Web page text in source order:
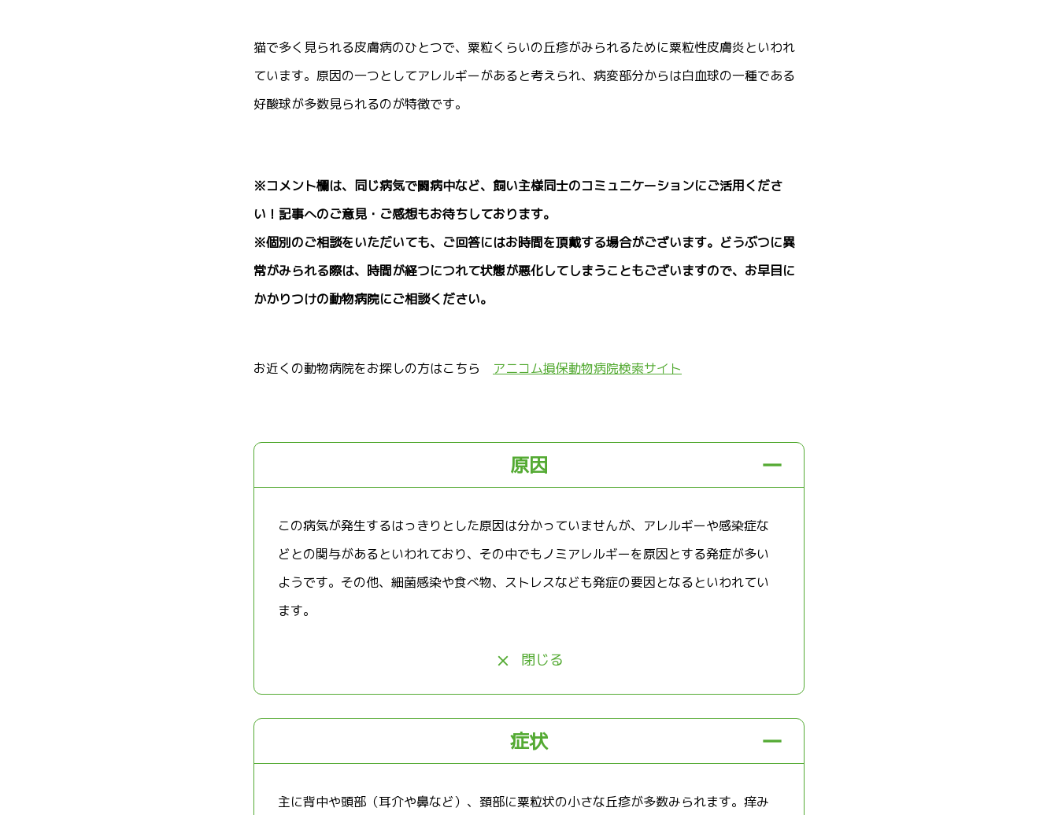
猫で多く見られる皮膚病のひとつで、粟粒くらいの丘疹がみられるために粟粒性皮膚炎といわれ
ています。原因の一つとしてアレルギーがあると考えられ、病変部分からは白血球の一種である
好酸球が多数見られるのが特徴です。
※コメント欄は、同じ病気で闘病中など、飼い主様同士のコミュニケーションにご活用くださ
い！記事へのご意見・ご感想もお待ちしております。
※個別のご相談をいただいても、ご回答にはお時間を頂戴する場合がございます。どうぶつに異
常がみられる際は、時間が経つにつれて状態が悪化してしまうこともございますので、お早目に
かかりつけの動物病院にご相談ください。
お近くの動物病院をお探しの方はこちら アニコム損保動物病院検索サイト
原因
この病気が発生するはっきりとした原因は分かっていませんが、アレルギーや感染症な
どとの関与があるといわれており、その中でもノミアレルギーを原因とする発症が多い
ようです。その他、細菌感染や食べ物、ストレスなども発症の要因となるといわれてい
ます。
閉じる
症状
主に背中や頭部（耳介や鼻など）、頚部に粟粒状の小さな丘疹が多数みられます。痒み